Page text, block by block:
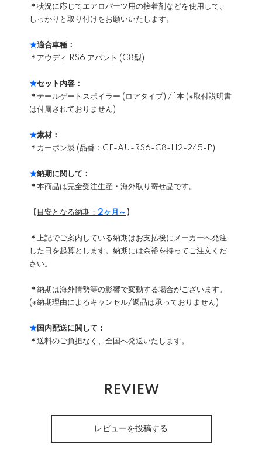
＊ 状況に応じてエアロパーツ用の接着剤などを使用して、
しっかりと取り付けをお願いいたします。
★適合車種：
＊ アウディ RS6 アバント (C8型)
★セット内容：
＊ テールゲートスポイラー (ロアタイプ) / 1本 (※取付説明書
は付属されておりません)
★素材：
＊ カーボン製 (品番：CF-AU-RS6-C8-H2-245-P)
★納期に関して：
＊ 本商品は完全受注生産・海外取り寄せ品です。
【 目安となる納期： 2ヶ月～ 】
＊ 上記でご案内している納期はお支払後にメーカーへ発注
した日を起算とします。納期には余裕を持ってご注文くだ
さい。
＊ 納期は海外情勢等の影響で変動する場合がございます。
(※納期理由によるキャンセル/返品は承っておりません)
★国内配送に関して：
＊ 送料のご負担なく、全国へ発送いたします。
REVIEW
レビューを投稿する